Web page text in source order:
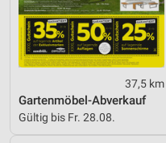
37,5 km
Gartenmöbel-Abverkauf
Gültig bis Fr. 28.08.